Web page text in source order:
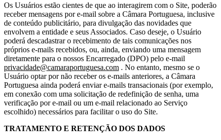
Os Usuários estão cientes de que ao interagirem com o Site, poderão
receber mensagens por e-mail sobre a Câmara Portuguesa, inclusive
de conteúdo publicitário, para divulgação das novidades que
envolvem a entidade e seus Associados. Caso deseje, o Usuário
poderá descadastrar o recebimento de tais comunicações nos
próprios e-mails recebidos, ou, ainda, enviando uma mensagem
diretamente para o nossos Encarregado (DPO) pelo e-mail
privacidade@camaraportuguesa.com . No entanto, mesmo se o
Usuário optar por não receber os e-mails anteriores, a Câmara
Portuguesa ainda poderá enviar e-mails transacionais (por exemplo,
em conexão com uma solicitação de redefinição de senha, uma
verificação por e-mail ou um e-mail relacionado ao Serviço
escolhido) necessários para facilitar o uso do Site.
TRATAMENTO E RETENÇÃO DOS DADOS